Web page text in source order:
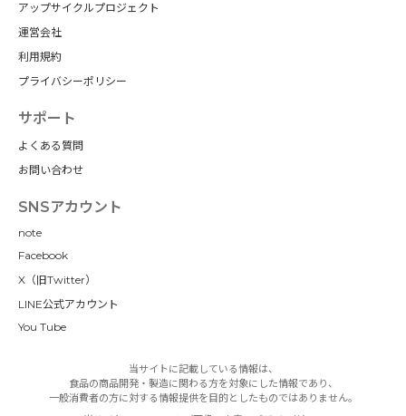
アップサイクルプロジェクト
運営会社
利用規約
プライバシーポリシー
サポート
よくある質問
お問い合わせ
SNSアカウント
note
Facebook
X（旧Twitter）
LINE公式アカウント
You Tube
当サイトに記載している情報は、
食品の商品開発・製造に関わる方を対象にした情報であり、
一般消費者の方に対する情報提供を目的としたものではありません。